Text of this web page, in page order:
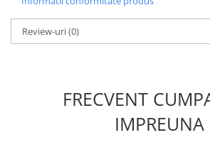
Review-uri(0)
FRECVENT
IMPREUNA